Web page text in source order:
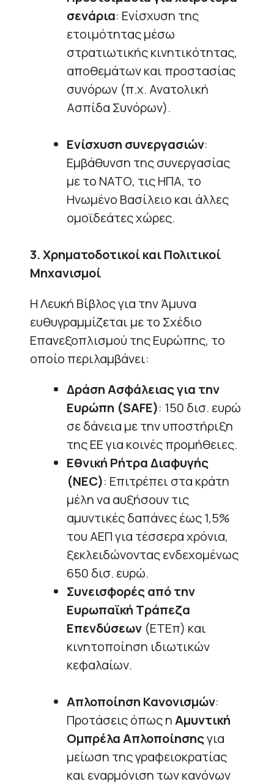
σενάρια: Ενίσχυση της
ετοιμότητας μέσω
στρατιωτικής κινητικότητας,
αποθεμάτων και προστασίας
συνόρων (π.χ. Ανατολική
Ασπίδα Συνόρων).
Ενίσχυση συνεργασιών:
Εμβάθυνση της συνεργασίας
με το ΝΑΤΟ, τις ΗΠΑ, το
Ηνωμένο Βασίλειο και άλλες
ομοϊδεάτες χώρες.
3. Χρηματοδοτικοί και Πολιτικοί
Μηχανισμοί
Η Λευκή Βίβλος για την Άμυνα
ευθυγραμμίζεται με το Σχέδιο
Επανεξοπλισμού της Ευρώπης, το
οποίο περιλαμβάνει:
Δράση Ασφάλειας για την
Ευρώπη (SAFE): 150 δισ. ευρώ
σε δάνεια με την υποστήριξη
της ΕΕ για κοινές προμήθειες.
Εθνική Ρήτρα Διαφυγής
(NEC): Επιτρέπει στα κράτη
μέλη να αυξήσουν τις
αμυντικές δαπάνες έως 1,5%
του ΑΕΠ για τέσσερα χρόνια,
ξεκλειδώνοντας ενδεχομένως
650 δισ. ευρώ.
Συνεισφορές από την
Ευρωπαϊκή Τράπεζα
Επενδύσεων (ΕΤΕπ) και
κινητοποίηση ιδιωτικών
κεφαλαίων.
Απλοποίηση Κανονισμών:
Προτάσεις όπως ηΑμυντική
Ομπρέλα Απλοποίησηςγια
μείωση της γραφειοκρατίας
και εναρμόνιση των κανόνων